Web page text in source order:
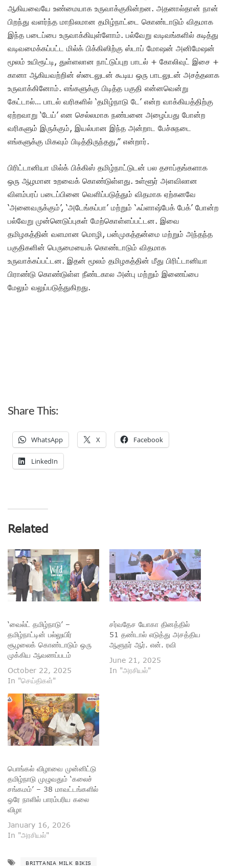
ஆகியவையே உண்மையாக உருவாக்குகின்றன. அதனால்தான் நான்
பிறந்து வளர்ந்த மாநிலமான தமிழ்நாட்டை கொண்டாடும் விதமாக
இந்த படைப்பை உருவாக்கியுள்ளோம். பல்வேறு வடிவங்களில் கடித்து
வடிவமைக்கப்பட்ட மில்க் பிக்கிஸிற்கு ஸ்டாப் மோஷன் அனிமேஷன்
மூலம் உயிரூட்டி, துள்ளலான நாட்டுப்புற பாடல் + கோலிவுட் இசை +
கானா ஆகியவற்றின் ஸ்டைலுடன் கூடிய ஒரு பாடலுடன் அசத்தலாக
உருவாக்கினோம். எங்களுக்கு பிடித்த பகுதி என்னவென்று
கேட்டால்… பாடல் வரிகளில் ‘தமிழ்நாடு டே’ என்ற வாக்கியத்திற்கு
ஏற்றவாறு ‘டேய்’ என செல்லமாக நண்பனை அழைப்பது போன்ற
வரிகளும் இருக்கும், இயல்பான இந்த அன்றாட பேச்சுநடை
எங்களுக்கு மிகவும் பிடித்திருந்தது,” என்றார்.
பிரிட்டானியா மில்க் பிக்கிஸ் தமிழ்நாட்டுடன் பல தசாப்தங்களாக
ஒரு ஆழமான உறவைக் கொண்டுள்ளது. உள்ளூர் அளவிலான
விளம்பரப் படைப்பினை வெளிப்படுத்தும் விதமாக ஏற்கனவே
‘அனைவருக்கும்’, ‘அடேங்கப்பா’ மற்றும் ‘ஃப்ளாஷ்பேக் பேக்’ போன்ற
பல்வேறு முன்னெடுப்புகள் மேற்கொள்ளப்பட்டன. இவை
தமிழகத்தின் வளமான மொழி, பன்முகத்தன்மை மற்றும் அந்தந்த
பகுதிகளின் பெருமையைக் கொண்டாடும் விதமாக
உருவாக்கப்பட்டன. இதன் மூலம் தமிழகத்தின் மீது பிரிட்டானியா
பிராண்டு கொண்டுள்ள நீண்டகால அன்பு மற்றும் இணைப்பை
மேலும் வலுப்படுத்துகிறது.
Share This:
WhatsApp X Facebook
LinkedIn
Related
‘வைல்ட் தமிழ்நாடு’ –
தமிழ்நாட்டின் பல்லுயிர்
சூழலைக் கொண்டாடும் ஒரு
முக்கிய ஆவணப்படம்
October 22, 2025
In "செய்திகள்"
சர்வதேச யோகா தினத்தில்
51 தண்டால் எடுத்து அசத்திய
ஆளுநர் ஆர். என். ரவி
June 21, 2025
In "அரசியல்"
பொங்கல் விழாவை முன்னிட்டு
தமிழ்நாடு முழுவதும் ‘கலைச்
சங்கமம்’ – 38 மாவட்டங்களில்
ஒரே நாளில் பாரம்பரிய கலை
விழா
January 16, 2026
In "அரசியல்"
BRITTANIA MILK BIKIS